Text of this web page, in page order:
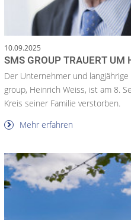
10.09.2025
SMS GROUP TRAUERT UM
Der Unternehmer und
group, Heinrich Weiss, ist am 8.
Kreis seiner Familie verstorben.
Mehr erfahren